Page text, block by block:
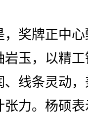
奖牌正中心
玉，以精工
线条灵动
力。杨硕